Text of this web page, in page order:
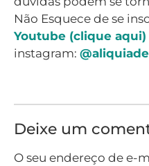
Não Esquece de se
Youtube (clique aqui)
instagram:
Deixe um
O seu endereço de e-